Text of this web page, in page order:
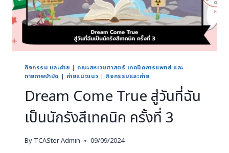
กิจกรรม และค่าย | คณะสหเวชศาสตร์ เทคนิคการแพทย์ และ
กายภาพบำบัด | ค่ายแนะแนว | กิจกรรมและค่าย
Dream Come True สู่วันที่ฉัน
เป็นนักรังสีเทคนิค ครั้งที่ 3
By TCASter Admin 09/09/2024